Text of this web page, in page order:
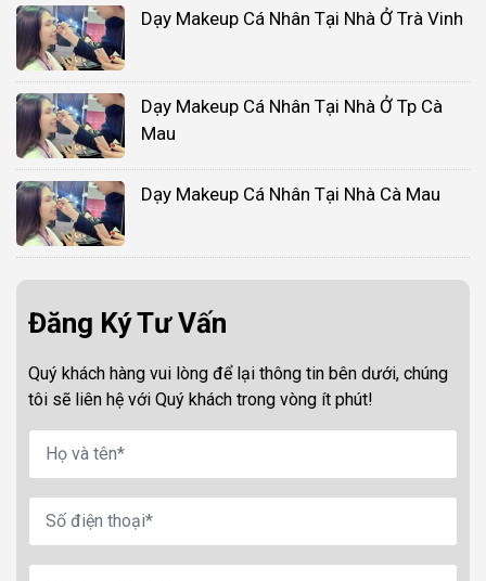
Dạy Makeup Cá Nhân Tại Nhà Ở Trà Vinh
Dạy Makeup Cá Nhân Tại Nhà Ở Tp Cà
Mau
Dạy Makeup Cá Nhân Tại Nhà Cà Mau
Đăng Ký Tư Vấn
Quý khách hàng vui lòng để lại thông tin bên dưới, chúng
tôi sẽ liên hệ với Quý khách trong vòng ít phút!